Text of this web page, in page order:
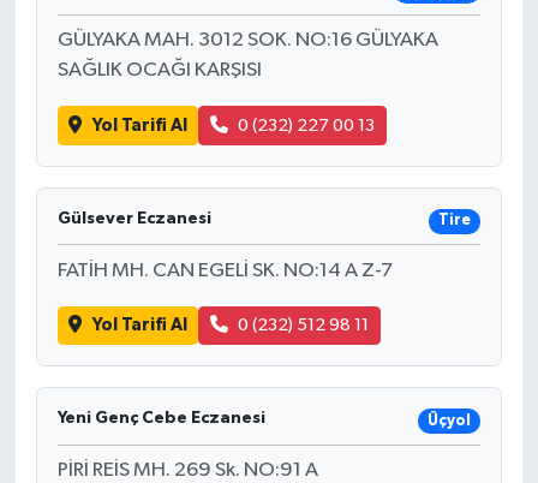
GÜLYAKA MAH. 3012 SOK. NO:16 GÜLYAKA
SAĞLIK OCAĞI KARŞISI
Yol Tarifi Al 0 (232) 227 00 13
Gülsever Eczanesi Tire
FATİH MH. CAN EGELİ SK. NO:14 A Z-7
Yol Tarifi Al 0 (232) 512 98 11
Yeni Genç Cebe Eczanesi Üçyol
PİRİ REİS MH. 269 Sk. NO:91 A